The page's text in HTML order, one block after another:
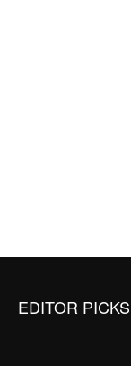
EDITOR PICKS